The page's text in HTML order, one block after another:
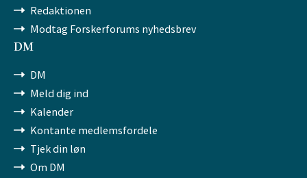
Redaktionen
Modtag Forskerforums nyhedsbrev
DM
DM
Meld dig ind
Kalender
Kontante medlemsfordele
Tjek din løn
Om DM